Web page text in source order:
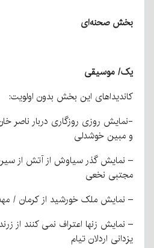
بخش صحنه‌ای
یک/ موسیقی
کاندیداهای این بخش بدون اولویت:
-نمایش روزی روزگاری دربار ناصر
و مبین خوشدلی
– نمایش گذر سیاوش از آتش از
مجتبی نخعی
– نمایش ملک خورشید از کرمان /
– نمایش زنها اعتراف نمی کنند از
یزدانی اردلان تیام